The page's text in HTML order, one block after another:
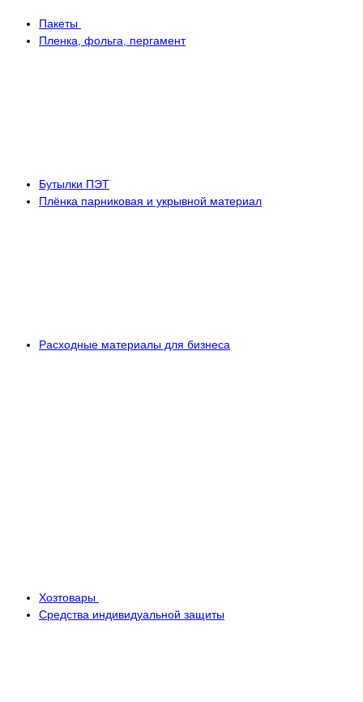
Пакеты
Пленка, фольга, пергамент
Бутылки ПЭТ
Плёнка парниковая и укрывной материал
Расходные материалы для бизнеса
Хозтовары
Средства индивидуальной защиты